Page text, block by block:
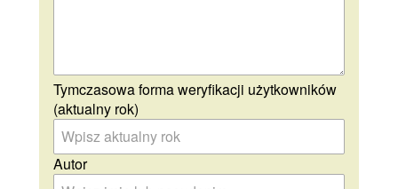
Tymczasowa forma weryfikacji użytkowników
(aktualny rok)
Autor